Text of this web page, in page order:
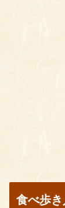
食べ歩